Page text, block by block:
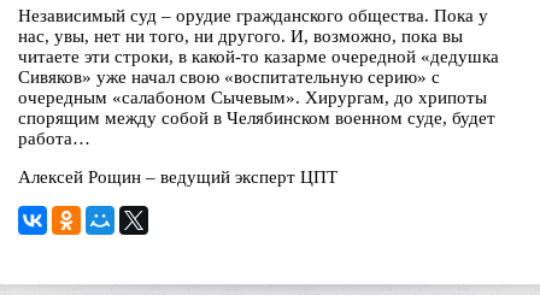
Независимый суд – орудие гражданского общества. Пока у
нас, увы, нет ни того, ни другого. И, возможно, пока вы
читаете эти строки, в какой-то казарме очередной «дедушка
Сивяков» уже начал свою «воспитательную серию» с
очередным «салабоном Сычевым». Хирургам, до хрипоты
спорящим между собой в Челябинском военном суде, будет
работа…
Алексей Рощин – ведущий эксперт ЦПТ